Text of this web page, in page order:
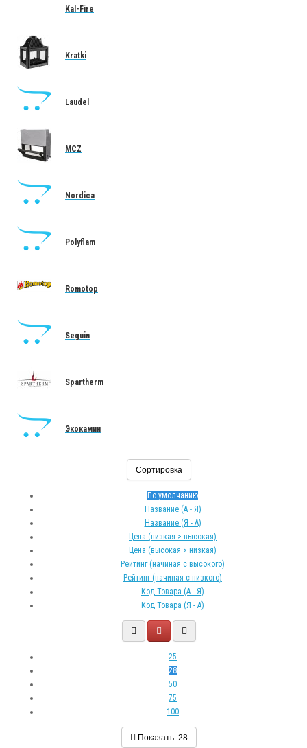
Kal-Fire
Kratki
Laudel
MCZ
Nordica
Polyflam
Romotop
Seguin
Spartherm
Экокамин
Сортировка
По умолчанию
Название (А - Я)
Название (Я - А)
Цена (низкая > высокая)
Цена (высокая > низкая)
Рейтинг (начиная с высокого)
Рейтинг (начиная с низкого)
Код Товара (А - Я)
Код Товара (Я - А)
25
28
50
75
100
Показать: 28